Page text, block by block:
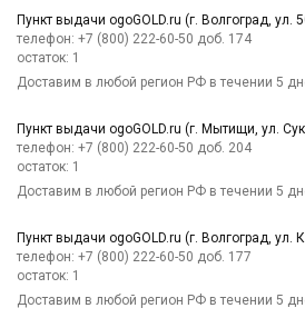
Пункт выдачи ogoGOLD.ru (г. Волгоград, ул.
телефон: +7 (800) 222-60-50 доб. 174
остаток: 1
Доставим в любой регион РФ в течении 5
Пункт выдачи ogoGOLD.ru (г. Мытищи, ул.
телефон: +7 (800) 222-60-50 доб. 204
остаток: 1
Доставим в любой регион РФ в течении 5
Пункт выдачи ogoGOLD.ru (г. Волгоград, ул.
телефон: +7 (800) 222-60-50 доб. 177
остаток: 1
Доставим в любой регион РФ в течении 5